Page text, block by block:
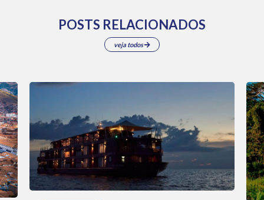
POSTS RELACIONADOS
veja todos